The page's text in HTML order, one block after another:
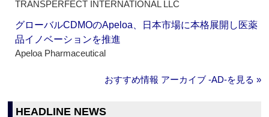
TRANSPERFECT INTERNATIONAL LLC
グローバルCDMOのApeloa、日本市場に本格展開し医薬
品イノベーションを推進
Apeloa Pharmaceutical
おすすめ情報 アーカイブ ‐AD‐を見る »
HEADLINE NEWS